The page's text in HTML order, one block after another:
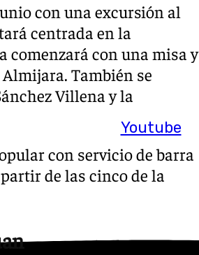
Youtube
con una excursión al
centrada en la
comenzará con una misa y
También se
Villena y la
con servicio de barra
partir de las cinco de la